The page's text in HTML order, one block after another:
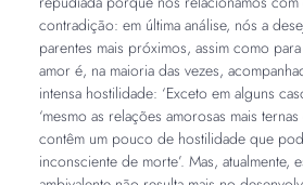
contradição: em última análise, nós a
parentes mais próximos, assim como
amor é, na maioria das vezes,
intensa hostilidade: ‘Exceto em alguns
‘mesmo as relações amorosas mais
contêm um pouco de hostilidade que
inconsciente de morte’. Mas, atualmente,